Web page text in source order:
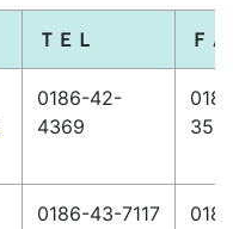
ＴＥＬ Ｆ
0186-42-
4369
0186-43-7117